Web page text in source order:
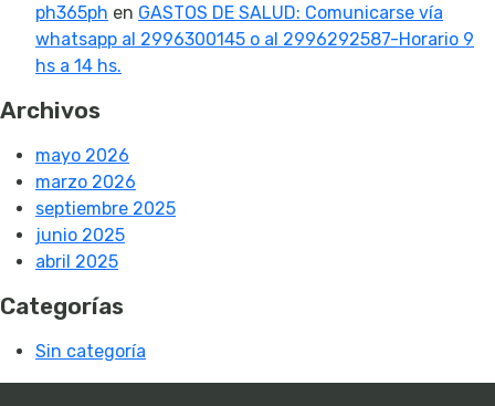
ph365ph en GASTOS DE SALUD: Comunicarse vía
whatsapp al 2996300145 o al 2996292587-Horario 9
hs a 14 hs.
Archivos
mayo 2026
marzo 2026
septiembre 2025
junio 2025
abril 2025
Categorías
Sin categoría